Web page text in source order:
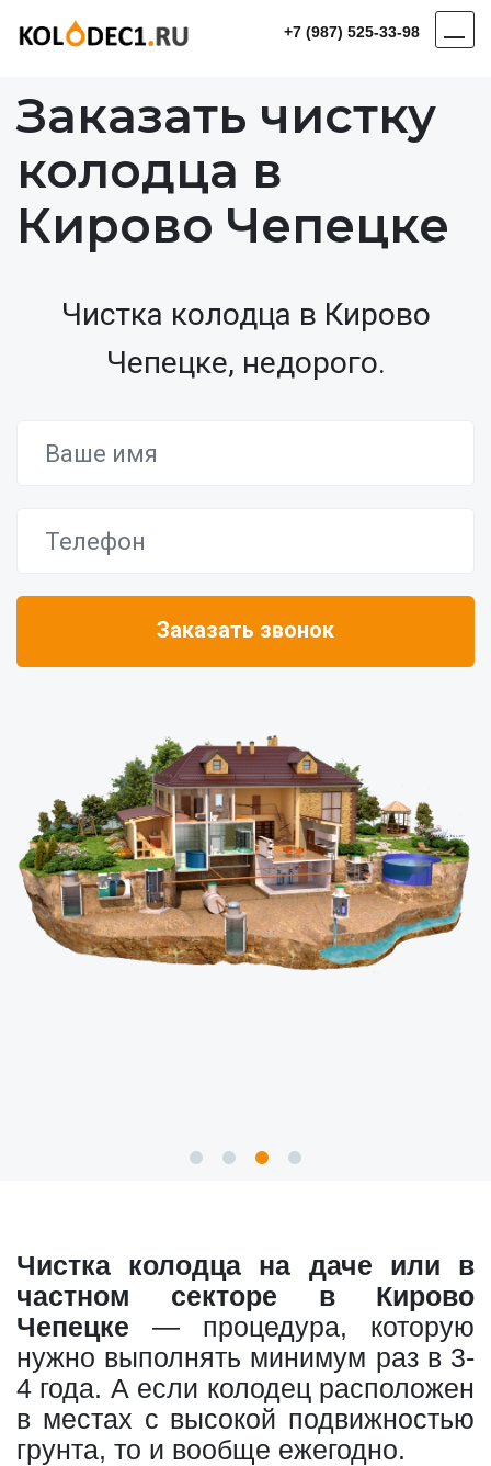
+7 (987) 525-33-98
Заказать чистку
колодца в
Кирово Чепецке
Чистка колодца в Кирово
Чепецке, недорого.
Чистка колодца на даче или в
частном секторе в Кирово
Чепецке — процедура, которую
нужно выполнять минимум раз в 3-
4 года. А если колодец расположен
в местах с высокой подвижностью
грунта, то и вообще ежегодно.